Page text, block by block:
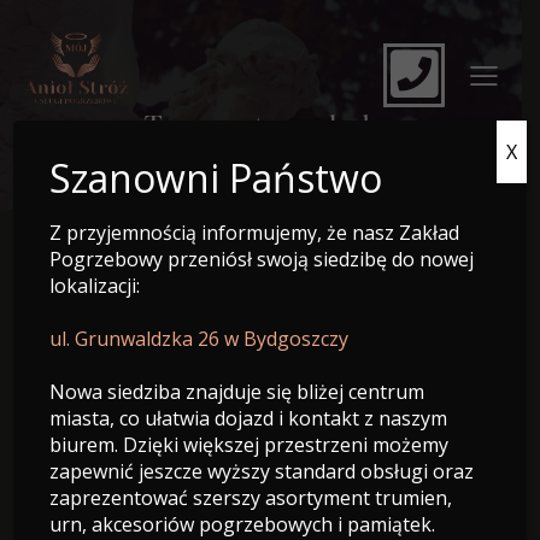
Transport zmarłych
Chociaż śmierć jest jedyną pewną w życiu człowieka rzeczą,
to nigdy nie wiemy, kiedy nadejdzie. Czasami niestety zdarza
miasta, a nawet za granicą. W tak trudnych momentach,
koniecznością sprowadzenia ciała zmarłego do
miejscowości, w której odbędzie się pogrzeb. Zakład
Pogrzebowy Mój Anioł Stróżprzychodzi z pomocą w tej
trudnej sytuacji.
Nasza firma oferuje Państwu transport ciała zmarłego z
Szanowni Państwo
Z przyjemnością informujemy, że nasz Zakład
Pogrzebowy przeniósł swoją siedzibę do nowej
lokalizacji:
ul. Grunwaldzka 26 w Bydgoszczy
Nowa siedziba znajduje się bliżej centrum
miasta, co ułatwia dojazd i kontakt z naszym
biurem. Dzięki większej przestrzeni możemy
zapewnić jeszcze wyższy standard obsługi oraz
zaprezentować szerszy asortyment trumien,
urn, akcesoriów pogrzebowych i pamiątek.
X